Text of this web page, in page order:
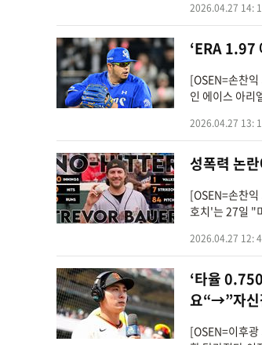
2026.04.27 14:
‘ERA 1.97
[OSEN=손찬
인 에이스 아리
2026.04.27 13:
성폭력 논
[OSEN=손찬
호치'는 27일 "
2026.04.27 12:
‘타율
요“→”자신
[OSEN=이후